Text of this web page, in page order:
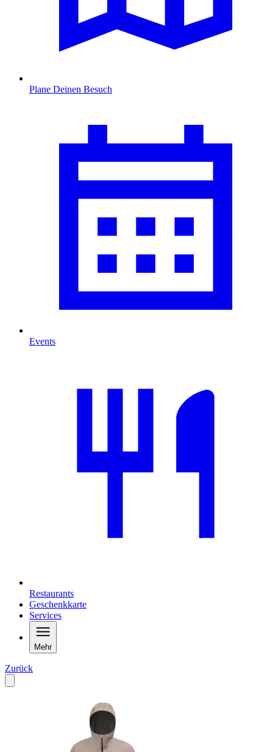
Plane Deinen Besuch
Events
Restaurants
Geschenkkarte
Services
Mehr
Zurück